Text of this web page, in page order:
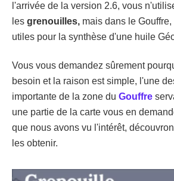
l'arrivée de la version 2.6, vous
les grenouilles, mais dans le
utiles pour la synthèse d'une huile
Vous vous demandez sûrement
besoin et la raison est simple, l'une
importante de la zone du Gouffre
une partie de la carte vous en
que nous avons vu l'intérêt,
les obtenir.